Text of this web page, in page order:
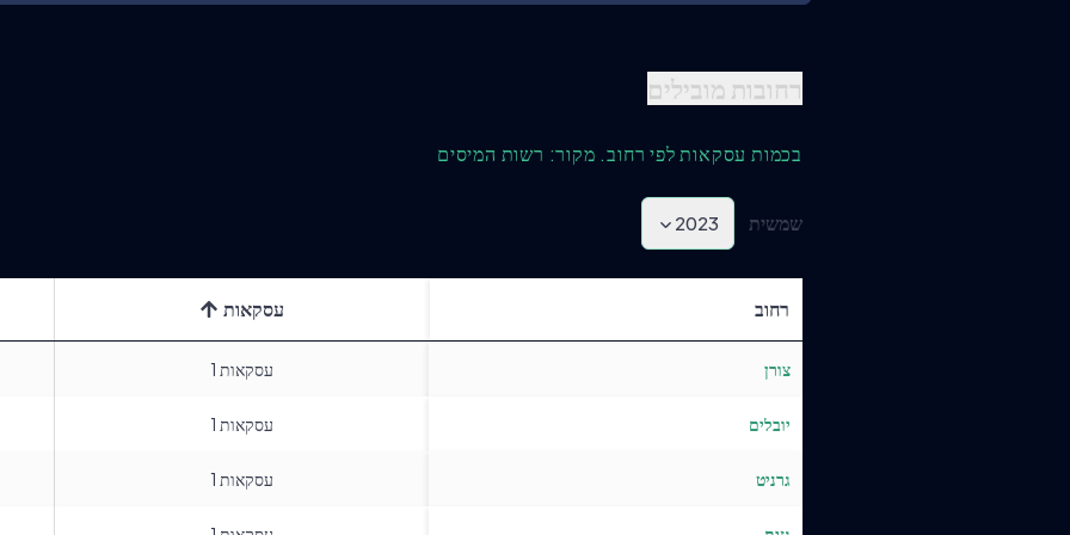
רחובות מובילים
בכמות עסקאות לפי רחוב. מקור: רשות המיסים
2023 שמשית
רחוב עסקאות
צורן עסקאות 1
יובלים עסקאות 1
גרניט עסקאות 1